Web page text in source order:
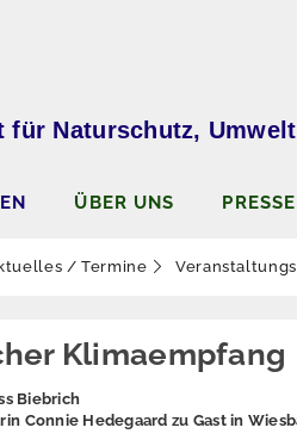
für Naturschutz,
ÜBER UNS PRESSE
/ Termine
Klimaempfang
Biebrich
Connie Hedegaard zu Gast in